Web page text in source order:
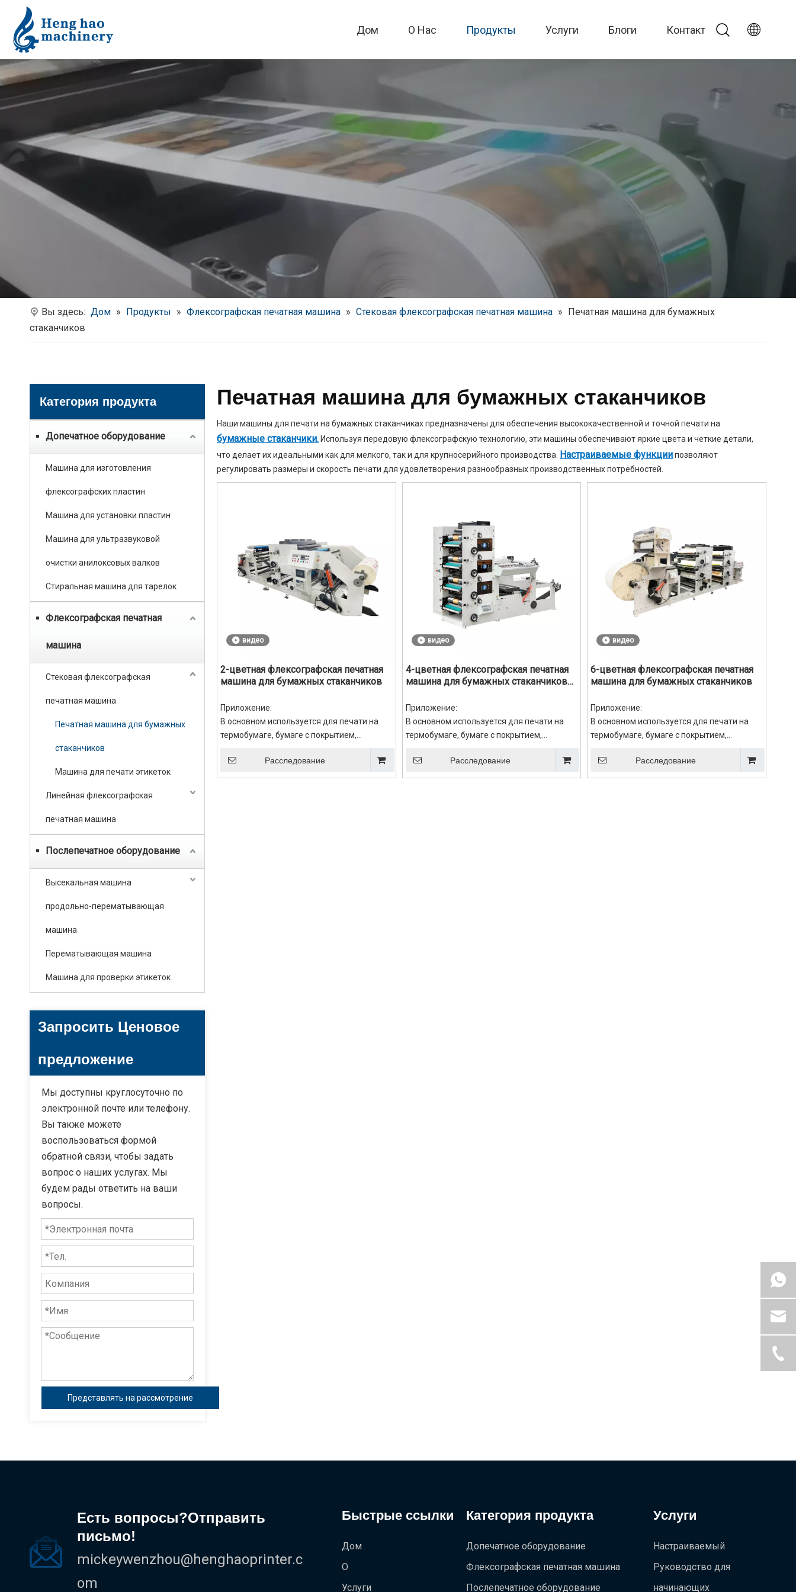
Дом О Hac Продукты Услуги Блоги Контакт
Вы здесь: Дом » Продукты » Флексографская печатная машина » Стековая флексографская печатная машина » Печатная машина для бумажных
стаканчиков
Категория продукта
Допечатное оборудование
Машина для изготовления
флексографских пластин
Машина для установки пластин
Машина для ультразвуковой
очистки анилоксовых валков
Стиральная машина для тарелок
Флексографская печатная
машина
Стековая флексографская
печатная машина
Печатная машина для бумажных
стаканчиков
Машина для печати этикеток
Линейная флексографская
печатная машина
Послепечатное оборудование
Высекальная машина
продольно-перематывающая
машина
Перематывающая машина
Машина для проверки этикеток
Запросить Ценовое
предложение
Мы доступны круглосуточно по
электронной почте или телефону.
Вы также можете
воспользоваться формой
обратной связи, чтобы задать
вопрос о наших услугах. Мы
будем рады ответить на ваши
вопросы.
Представлять на рассмотрение
Печатная машина для бумажных стаканчиков
Наши машины для печати на бумажных стаканчиках предназначены для обеспечения высококачественной и точной печати на
бумажные стаканчики. Используя передовую флексографскую технологию, эти машины обеспечивают яркие цвета и четкие детали,
что делает их идеальными как для мелкого, так и для крупносерийного производства. Настраиваемые функциипозволяют
регулировать размеры и скорость печати для удовлетворения разнообразных производственных потребностей.
видео
2-цветная флексографская печатная
машина для бумажных стаканчиков
Приложение:
В основном используется для печати на
термобумаге, бумаге с покрытием,
алюминиевой фольге, крафт-бумаге, бопп-
пленке, полиэтиленовой пленке,
пластиковой пленке и т. д.
Расследование
видео
4-цветная флексографская печатная
машина для бумажных стаканчиков
Приложение:
В основном используется для печати на
термобумаге, бумаге с покрытием,
алюминиевой фольге, крафт-бумаге, бопп-
пленке, полиэтиленовой пленке,
пластиковой пленке и т. д.
Расследование
видео
6-цветная флексографская печатная
машина для бумажных стаканчиков
Приложение:
В основном используется для печати на
термобумаге, бумаге с покрытием,
алюминиевой фольге, крафт-бумаге, бопп-
пленке, полиэтиленовой пленке,
пластиковой пленке и т. д.
Расследование
Есть вопросы?Отправить
письмо!
mickeywenzhou@henghaoprinter.c
om
Быстрые ссылки
Дом
О
Услуги
Категория продукта
Допечатное оборудование
Флексографская печатная машина
Послепечатное оборудование
Услуги
Настраиваемый
Руководство для
начинающих